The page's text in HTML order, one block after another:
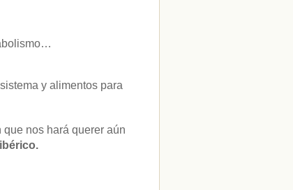
y alimentos para
nos hará querer aún